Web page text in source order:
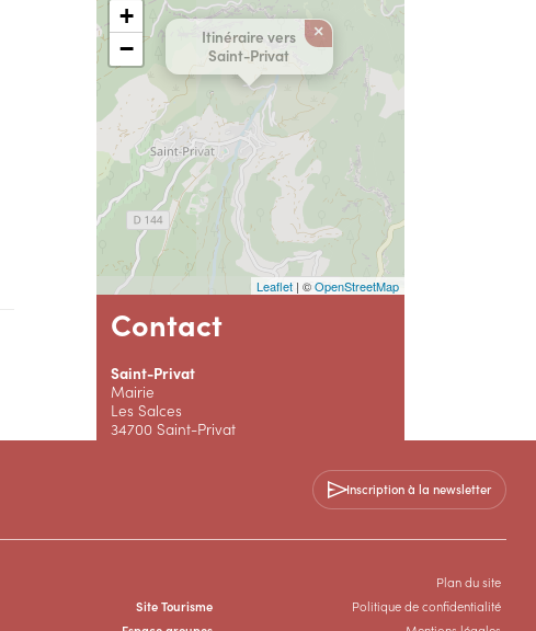
Itinéraire vers
Saint-Privat
×
+
−
Leaflet | ©OpenStreetMap
Contact
Saint-Privat
Mairie
Les Salces
34700 Saint-Privat
Inscription à la newsletter
Site Tourisme
Plan du site
Politique de confidentialité